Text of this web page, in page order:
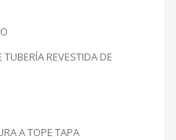
REVESTIDA DE
A TOPE TAPA